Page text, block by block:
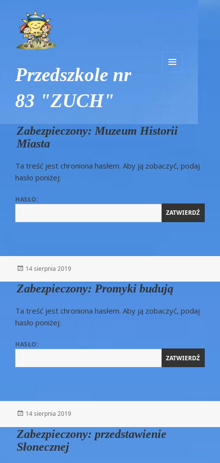
Przedszkole nr
83 "ZUCH"
BlogZabezpieczony: Muzeum Historii
Miasta
Ta treść jest chroniona hasłem. Aby ją zobaczyć, podaj
hasło poniżej:
HASŁO:
Opublikowano
14 sierpnia 2019
Zabezpieczony: Promyki budują
Ta treść jest chroniona hasłem. Aby ją zobaczyć, podaj
hasło poniżej:
HASŁO:
Opublikowano
14 sierpnia 2019
Zabezpieczony: przedstawienie
Słonecznej